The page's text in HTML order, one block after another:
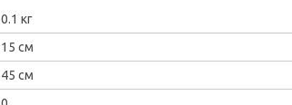
0.1 кг
15 см
45 см